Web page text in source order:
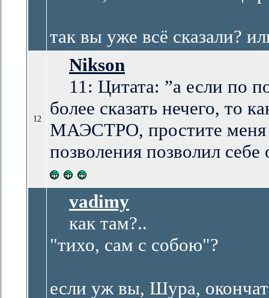
так вы уже всё сказали?
12
Nikson
11: Цитата: ”а если по
более сказать нечего, то
МАЭСТРО, простите меня
позволения позволил себе
vadimy
как там?..
"тихо, сам с собою"?
если уж вы, Шура,